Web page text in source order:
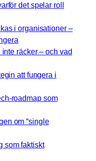
det spelar roll
i organisationer –
räcker – och vad
att fungera i
roadmap som
om “single
som faktiskt